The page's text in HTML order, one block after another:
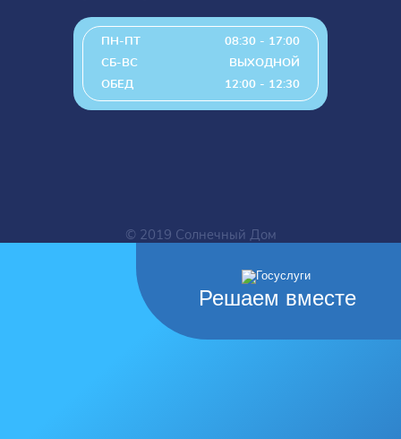
ПН-ПТ
08:30 - 17:00
СБ-ВС
ВЫХОДНОЙ
ОБЕД
12:00 - 12:30
© 2019 Солнечный Дом
Решаем вместе